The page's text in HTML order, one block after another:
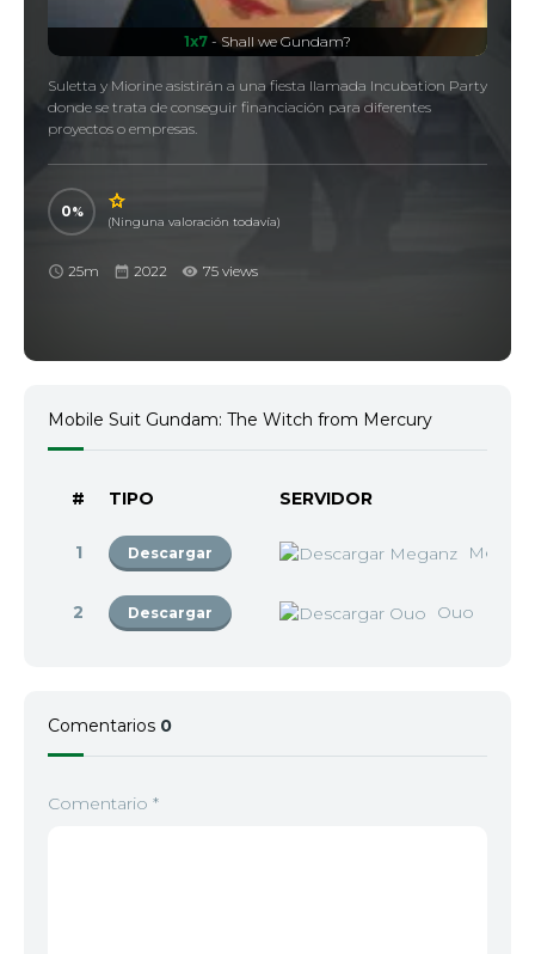
1x7 - Shall we Gundam?
Suletta y Miorine asistirán a una fiesta llamada Incubation Party
donde se trata de conseguir financiación para diferentes
proyectos o empresas.
0
(Ninguna valoración todavía)
25m 2022 75 views
Mobile Suit Gundam: The Witch from Mercury
# TIPO SERVIDOR
1 Descargar Meganz
2 Descargar Ouo
Comentarios 0
Comentario *